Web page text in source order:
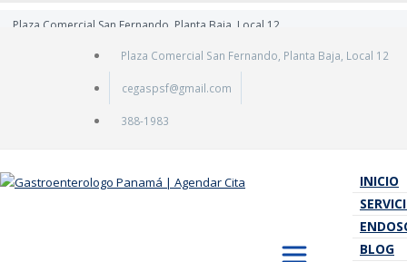
Plaza Comercial San Fernando, Planta Baja, Local 12
Plaza Comercial San Fernando, Planta Baja, Local 12
cegaspsf@gmail.com
388-1983
INICIO
BLOG